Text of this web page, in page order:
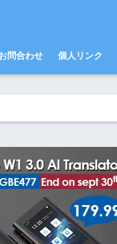
問合わせ 個人リンク